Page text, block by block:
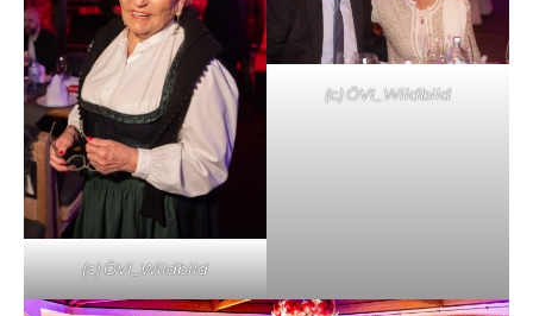
(c) ÖVI_Wildbild
(c) ÖVI_Wildbild